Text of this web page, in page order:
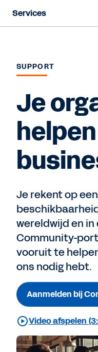
Services
Implementatie
Success Plans
Support
SUPPORT
Je
Je rekent op
wereldwijd en in
Community-
vooruit te
ons nodig hebt.
Aanmelden bij
Video afspelen